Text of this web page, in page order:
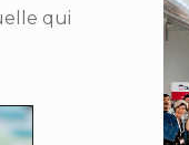
qui